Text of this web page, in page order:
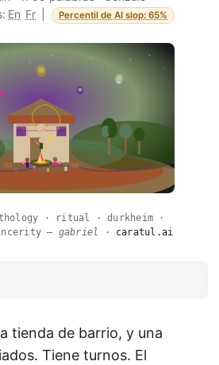
En Fr Percentil de AI slop: 65%
· ritual · durkheim ·
— gabriel · caratul.ai
tienda de barrio, y una
Tiene turnos. El